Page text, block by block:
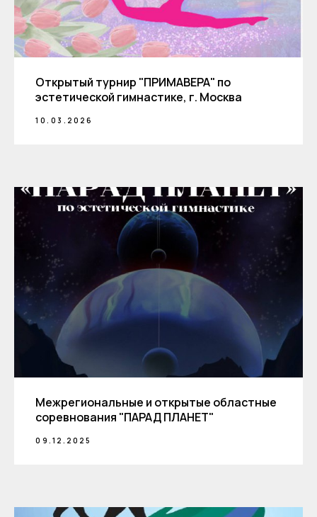
Открытый турнир "ПРИМАВЕРА" по
эстетической гимнастике, г. Москва
10.03.2026
Межрегиональные и открытые областные
соревнования "ПАРАД ПЛАНЕТ"
09.12.2025